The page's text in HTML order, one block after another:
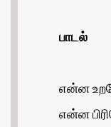
பாடல்
என்ன
என்ன